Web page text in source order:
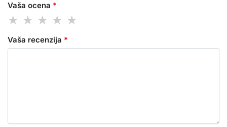
Vaša ocena *
Vaša recenzija *